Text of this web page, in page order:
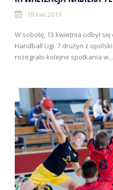
18 kwi 2019
W sobotę, 13 kwietnia odbył
Handball Ligi. 7 drużyn z
rozegrało kolejne spotkania w...